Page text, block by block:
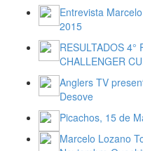
Entrevista
2015
RESULTADOS 4°
CHALLENGER
Anglers TV
Desove
Picachos, 15 de
Marcelo Lozano